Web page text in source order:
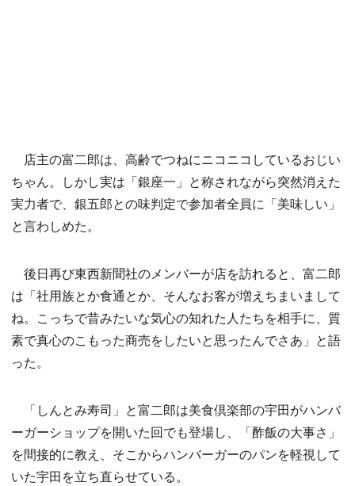
店主の富二郎は、高齢でつねにニコニコしているおじい
ちゃん。しかし実は「銀座一」と称されながら突然消えた
実力者で、銀五郎との味判定で参加者全員に「美味しい」
と言わしめた。
後日再び東西新聞社のメンバーが店を訪れると、富二郎
は「社用族とか食通とか、そんなお客が増えちまいまして
ね。こっちで昔みたいな気心の知れた人たちを相手に、質
素で真心のこもった商売をしたいと思ったんでさあ」と語
った。
「しんとみ寿司」と富二郎は美食倶楽部の宇田がハンバ
ーガーショップを開いた回でも登場し、「酢飯の大事さ」
を間接的に教え、そこからハンバーガーのパンを軽視して
いた宇田を立ち直らせている。